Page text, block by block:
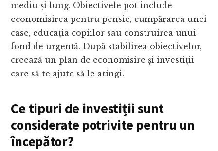
mediu și lung. Obiectivele pot include
economisirea pentru pensie, cumpărarea unei
case, educația copiilor sau construirea unui
fond de urgență. După stabilirea obiectivelor,
creează un plan de economisire și investiții
care să te ajute să le atingi.
Ce tipuri de investiții sunt
considerate potrivite pentru un
începător?